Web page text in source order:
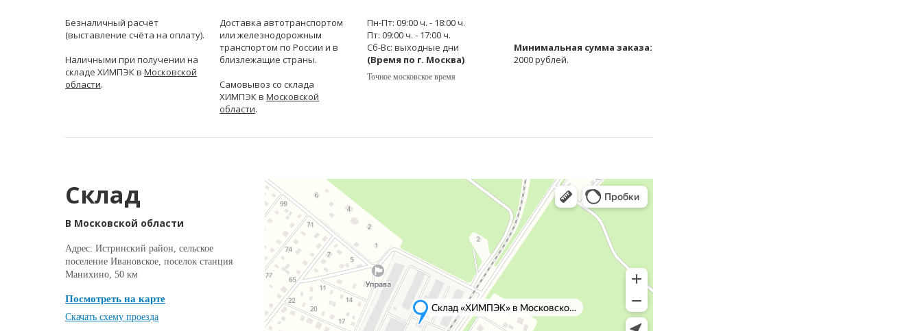
Безналичный расчёт
(выставление счёта на оплату).
Наличными при получении на
складе ХИМПЭК в Московской
области.
Доставка автотранспортом
или железнодорожным
транспортом по России и в
близлежащие страны.
Самовывоз со склада
ХИМПЭК вМосковской
области.
Пн-Пт: 09:00 ч. - 18:00 ч.
Пт: 09:00 ч. - 17:00 ч.
Сб-Вс: выходные дни
(Время по г. Москва)
Точное московское время
Минимальная сумма заказа:
2000 рублей.
Склад
В Московской области
Адрес: Истринский район, сельское
поселение Ивановское, поселок станция
Манихино, 50 км
Посмотреть на карте
Скачать схему проезда